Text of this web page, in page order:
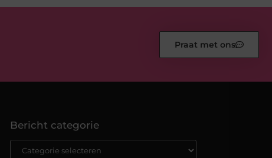
Praat met ons
Bericht categorie